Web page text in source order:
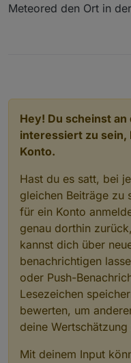
Meteored den Ort in
Hey! Du scheinst
interessiert zu sein,
Konto.
Hast du es satt, bei
gleichen Beiträge zu
für ein Konto
genau dorthin
kannst dich über
benachrichtigen
oder Push-
Lesezeichen
bewerten, um
deine
Mit deinem Input